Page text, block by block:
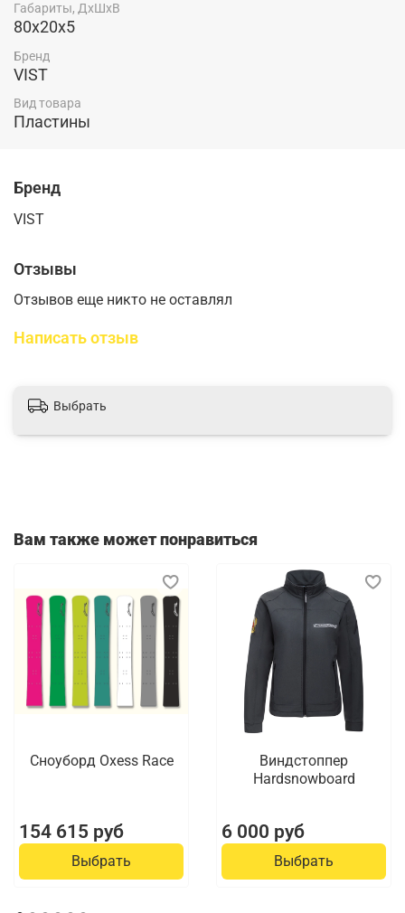
Габариты, ДхШхВ
80x20x5
Бренд
VIST
Вид товара
Пластины
Бренд
VIST
Отзывы
Отзывов еще никто не оставлял
Написать отзыв
Выбрать
Вам также может понравиться
Сноуборд Oxess Race
154 615 руб
Выбрать
Виндстоппер
Hardsnowboard
6 000 руб
Выбрать